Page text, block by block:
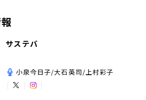
サステバ
小泉今日子/大石英司/上村彩子